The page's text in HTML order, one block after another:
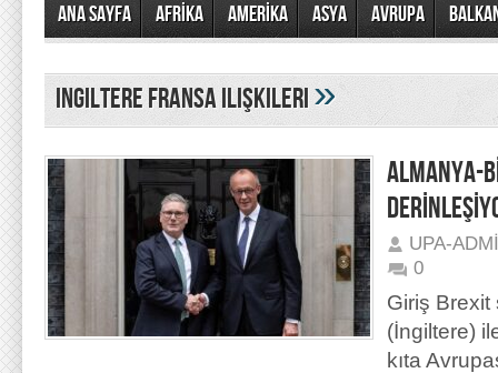
Ana Sayfa AFRİKA AMERİKA ASYA AVRUPA
ingiltere fransa ilişkileri»
ALMANYA-
UPA-
0
Giriş Brexit
(İngiltere)
kıta